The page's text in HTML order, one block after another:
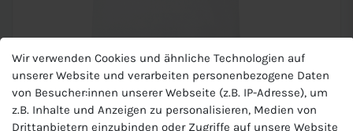
Wir verwenden Cookies und ähnliche Technologien auf
unserer Website und verarbeiten personenbezogene Daten
von Besucher:innen unserer Webseite (z.B. IP-Adresse), um
z.B. Inhalte und Anzeigen zu personalisieren, Medien von
Drittanbietern einzubinden oder Zugriffe auf unsere Website